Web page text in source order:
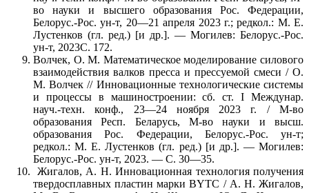
во науки и высшего образования Рос. Федерации,
Белорус.-Рос. ун-т, 20—21 апреля 2023 г.; редкол.: М. Е.
Лустенков (гл. ред.) [и др.]. — Могилев: Белорус.-Рос.
ун-т, 2023С. 172.
Волчек, О. М. Математическое моделирование силового
взаимодействия валков пресса и прессуемой смеси / О.
М. Волчек // Инновационные технологические системы
и процессы в машиностроении: сб. ст. I Междунар.
науч.-техн. конф., 23—24 ноября 2023 г. / М-во
образования Респ. Беларусь, М-во науки и высш.
образования Рос. Федерации, Белорус.-Рос. ун-т;
редкол.: М. Е. Лустенков (гл. ред.) [и др.]. — Могилев:
Белорус.-Рос. ун-т, 2023. — С. 30—35.
Жигалов, А. Н. Инновационная технология получения
твердосплавных пластин марки BYTC / А. Н. Жигалов,